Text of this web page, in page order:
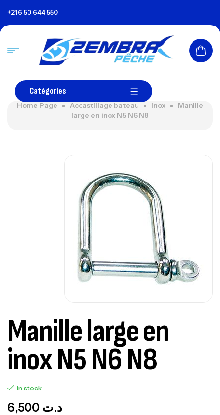
+216 50 644 550
Catégories
Home Page Accastillage bateau Inox
Manille
large en inox N5 N6 N8
Manille large en
inox N5 N6 N8
In stock
د.ت